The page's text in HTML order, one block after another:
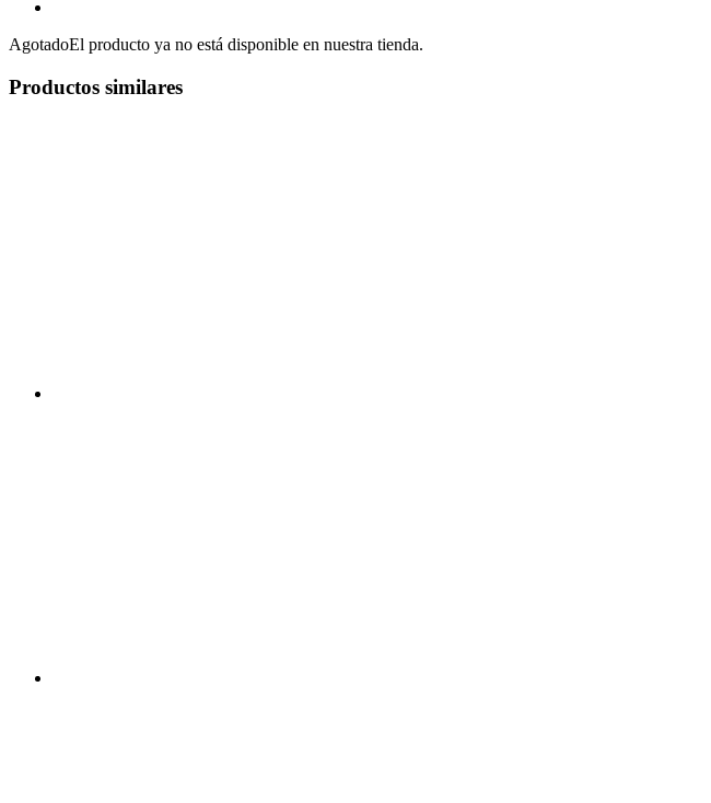
AgotadoEl producto ya no está disponible en nuestra tienda.
Productos similares